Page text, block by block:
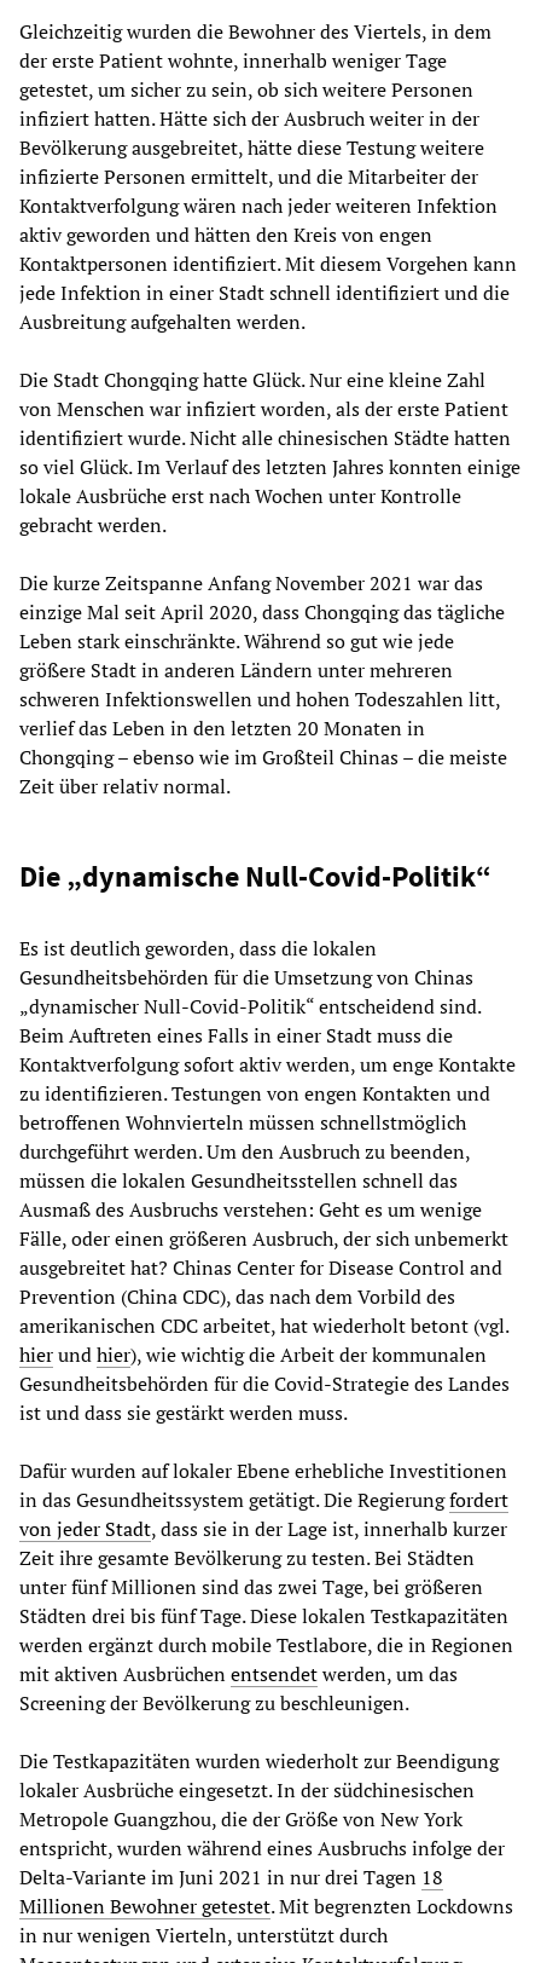
Gleichzeitig wurden die Bewohner des Viertels, in dem
der erste Patient wohnte, innerhalb weniger Tage
getestet, um sicher zu sein, ob sich weitere Personen
infiziert hatten. Hätte sich der Ausbruch weiter in der
Bevölkerung ausgebreitet, hätte diese Testung weitere
infizierte Personen ermittelt, und die Mitarbeiter der
Kontaktverfolgung wären nach jeder weiteren Infektion
aktiv geworden und hätten den Kreis von engen
Kontaktpersonen identifiziert. Mit diesem Vorgehen kann
jede Infektion in einer Stadt schnell identifiziert und die
Ausbreitung aufgehalten werden.
Die Stadt Chongqing hatte Glück. Nur eine kleine Zahl
von Menschen war infiziert worden, als der erste Patient
identifiziert wurde. Nicht alle chinesischen Städte hatten
so viel Glück. Im Verlauf des letzten Jahres konnten einige
lokale Ausbrüche erst nach Wochen unter Kontrolle
gebracht werden.
Die kurze Zeitspanne Anfang November 2021 war das
einzige Mal seit April 2020, dass Chongqing das tägliche
Leben stark einschränkte. Während so gut wie jede
größere Stadt in anderen Ländern unter mehreren
schweren Infektionswellen und hohen Todeszahlen litt,
verlief das Leben in den letzten 20 Monaten in
Chongqing – ebenso wie im Großteil Chinas – die meiste
Zeit über relativ normal.
Die „dynamische Null-Covid-Politik“
Es ist deutlich geworden, dass die lokalen
Gesundheitsbehörden für die Umsetzung von Chinas
„dynamischer Null-Covid-Politik“ entscheidend sind.
Beim Auftreten eines Falls in einer Stadt muss die
Kontaktverfolgung sofort aktiv werden, um enge Kontakte
zu identifizieren. Testungen von engen Kontakten und
betroffenen Wohnvierteln müssen schnellstmöglich
durchgeführt werden. Um den Ausbruch zu beenden,
müssen die lokalen Gesundheitsstellen schnell das
Ausmaß des Ausbruchs verstehen: Geht es um wenige
Fälle, oder einen größeren Ausbruch, der sich unbemerkt
ausgebreitet hat? Chinas Center for Disease Control and
Prevention (China CDC), das nach dem Vorbild des
amerikanischen CDC arbeitet, hat wiederholt betont (vgl.
hierundhier), wie wichtig die Arbeit der kommunalen
Gesundheitsbehörden für die Covid-Strategie des Landes
ist und dass sie gestärkt werden muss.
Dafür wurden auf lokaler Ebene erhebliche Investitionen
in das Gesundheitssystem getätigt. Die Regierungfordert
von jeder Stadt, dass sie in der Lage ist, innerhalb kurzer
Zeit ihre gesamte Bevölkerung zu testen. Bei Städten
unter fünf Millionen sind das zwei Tage, bei größeren
Städten drei bis fünf Tage. Diese lokalen Testkapazitäten
werden ergänzt durch mobile Testlabore, die in Regionen
mit aktiven Ausbrüchenentsendetwerden, um das
Screening der Bevölkerung zu beschleunigen.
Die Testkapazitäten wurden wiederholt zur Beendigung
lokaler Ausbrüche eingesetzt. In der südchinesischen
Metropole Guangzhou, die der Größe von New York
entspricht, wurden während eines Ausbruchs infolge der
Delta-Variante im Juni 2021 in nur drei Tagen 18
Millionen Bewohner getestet. Mit begrenzten Lockdowns
in nur wenigen Vierteln, unterstützt durch